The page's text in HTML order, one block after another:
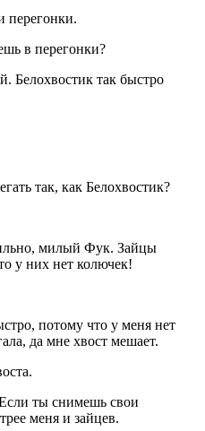
в перегонки?
Белохвостик так быстро
так, как Белохвостик?
милый Фук. Зайцы
у них нет колючек!
потому что у меня нет
да мне хвост мешает.
ты снимешь свои
меня и зайцев.